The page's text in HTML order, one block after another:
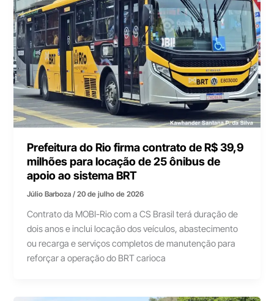
Prefeitura do Rio firma contrato de R$ 39,9
milhões para locação de 25 ônibus de
apoio ao sistema BRT
Júlio Barboza/20 de julho de 2026
Contrato da MOBI-Rio com a CS Brasil terá duração de
dois anos e inclui locação dos veículos, abastecimento
ou recarga e serviços completos de manutenção para
reforçar a operação do BRT carioca